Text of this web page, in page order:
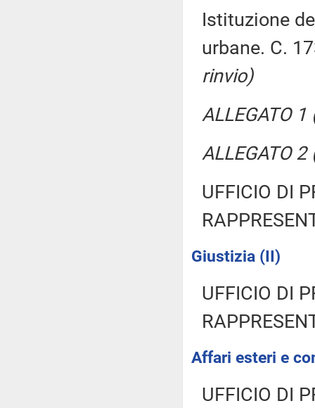
Istituzione
urbane. C.
rinvio)
ALLEGATO
ALLEGATO
UFFICIO DI
Giustizia (II)
UFFICIO DI
Affari esteri e
UFFICIO DI